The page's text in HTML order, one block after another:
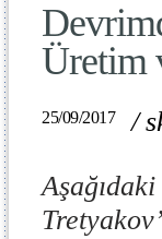
Üretim
25/09/2017 /